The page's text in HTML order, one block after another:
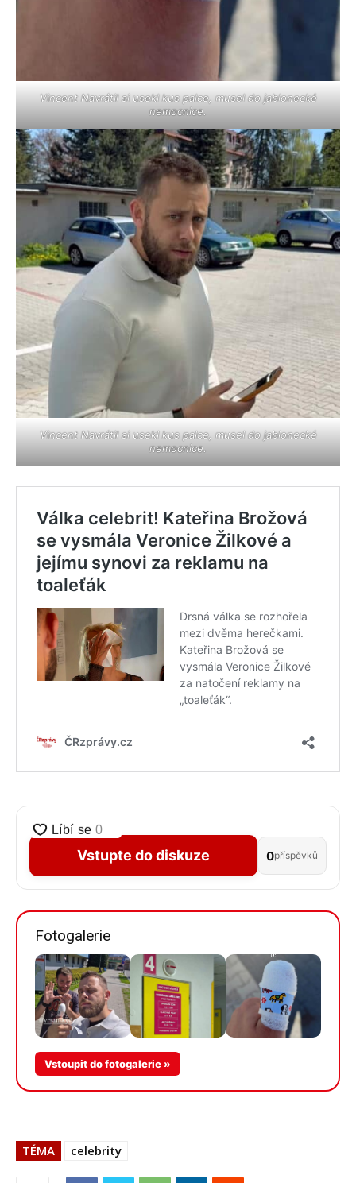
Vincent Navrátil si usekl kus palce, musel do jablonecké
nemocnice.
Vincent Navrátil si usekl kus palce, musel do jablonecké
nemocnice.
Vstupte do diskuze 0příspěvků
Fotogalerie
Vstoupit do fotogalerie »
TÉMA celebrity